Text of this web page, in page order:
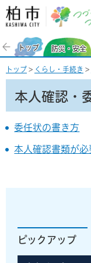
柏市 つづく
トップ 防災・安全
トップ > くらし・手続き >
本人確認・
委任状の書き方
本人確認書類が
ピックアップ